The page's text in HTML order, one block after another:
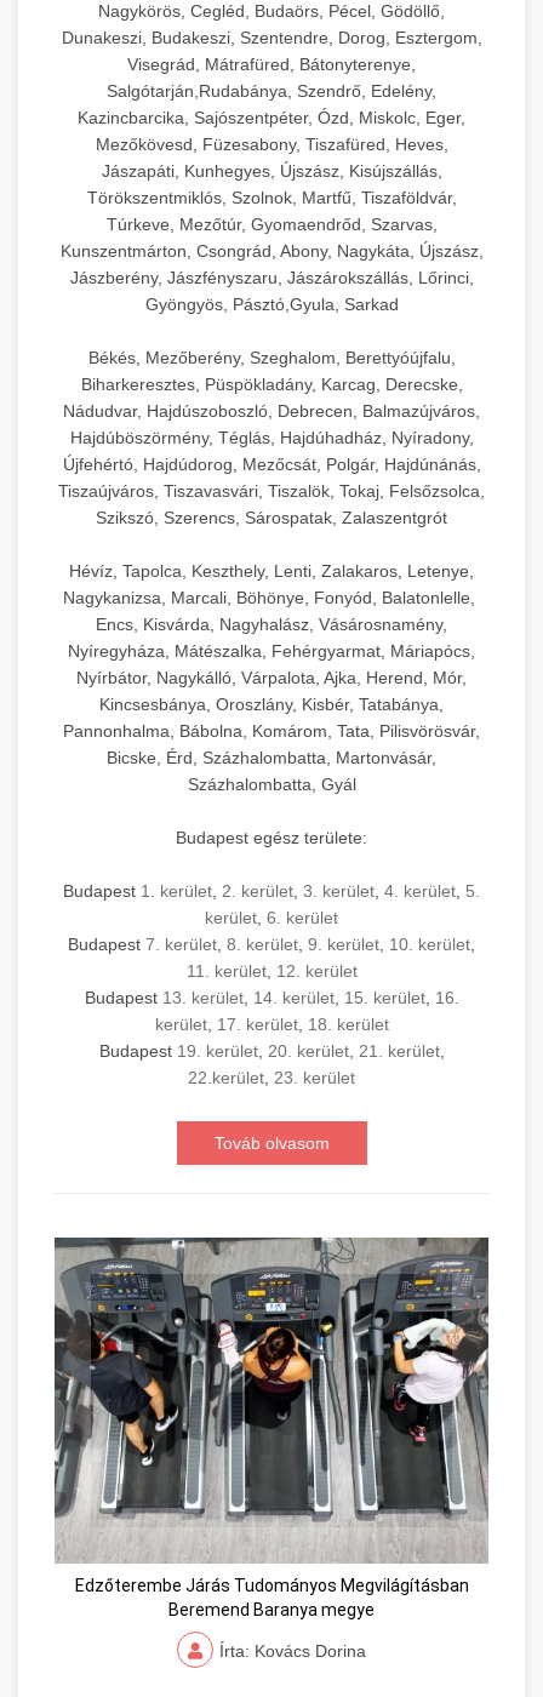
Nagykörös, Cegléd, Budaörs, Pécel, Gödöllő,
Dunakeszi, Budakeszi, Szentendre, Dorog, Esztergom,
Visegrád, Mátrafüred, Bátonyterenye,
Salgótarján,Rudabánya, Szendrő, Edelény,
Kazincbarcika, Sajószentpéter, Ózd, Miskolc, Eger,
Mezőkövesd, Füzesabony, Tiszafüred, Heves,
Jászapáti, Kunhegyes, Újszász, Kisújszállás,
Törökszentmiklós, Szolnok, Martfű, Tiszaföldvár,
Túrkeve, Mezőtúr, Gyomaendrőd, Szarvas,
Kunszentmárton, Csongrád, Abony, Nagykáta, Újszász,
Jászberény, Jászfényszaru, Jászárokszállás, Lőrinci,
Gyöngyös, Pásztó,Gyula, Sarkad
Békés, Mezőberény, Szeghalom, Berettyóújfalu,
Biharkeresztes, Püspökladány, Karcag, Derecske,
Nádudvar, Hajdúszoboszló, Debrecen, Balmazújváros,
Hajdúböszörmény, Téglás, Hajdúhadház, Nyíradony,
Újfehértó, Hajdúdorog, Mezőcsát, Polgár, Hajdúnánás,
Tiszaújváros, Tiszavasvári, Tiszalök, Tokaj, Felsőzsolca,
Szikszó, Szerencs, Sárospatak, Zalaszentgrót
Hévíz, Tapolca, Keszthely, Lenti, Zalakaros, Letenye,
Nagykanizsa, Marcali, Böhönye, Fonyód, Balatonlelle,
Encs, Kisvárda, Nagyhalász, Vásárosnamény,
Nyíregyháza, Mátészalka, Fehérgyarmat, Máriapócs,
Nyírbátor, Nagykálló, Várpalota, Ajka, Herend, Mór,
Kincsesbánya, Oroszlány, Kisbér, Tatabánya,
Pannonhalma, Bábolna, Komárom, Tata, Pilisvörösvár,
Bicske, Érd, Százhalombatta, Martonvásár,
Százhalombatta, Gyál
Budapest egész területe:
Budapest 1. kerület, 2. kerület, 3. kerület, 4. kerület, 5.
kerület, 6. kerület
Budapest 7. kerület, 8. kerület, 9. kerület, 10. kerület,
11. kerület, 12. kerület
Budapest 13. kerület, 14. kerület, 15. kerület, 16.
kerület, 17. kerület, 18. kerület
Budapest 19. kerület, 20. kerület, 21. kerület,
22.kerület, 23. kerület
Továb olvasom
Edzőterembe Járás Tudományos Megvilágításban
Beremend Baranya megye
Írta: Kovács Dorina